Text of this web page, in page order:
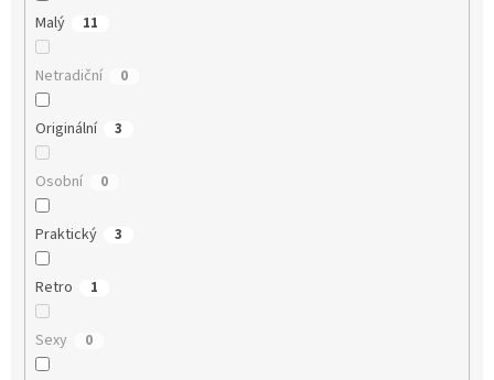
Malý 11
Netradiční 0
Originální 3
Osobní 0
Praktický 3
Retro 1
Sexy 0